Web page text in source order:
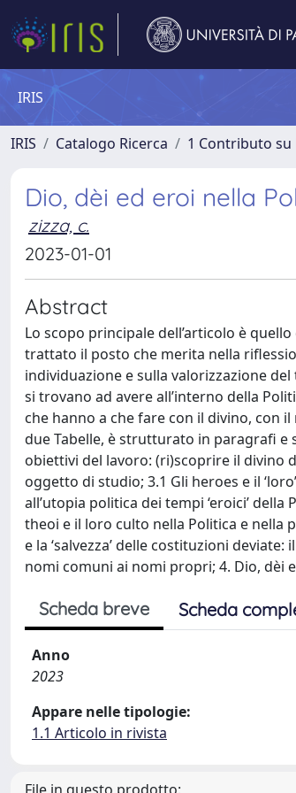
IRIS
IRIS Catalogo Ricerca 1 Contributo su
Dio, dèi ed eroi nella
zizza, c.
2023-01-01
Abstract
Lo scopo principale dell’articolo è
trattato il posto che merita nella
individuazione e sulla valorizzazione
si trovano ad avere all’interno della
che hanno a che fare con il divino, con
due Tabelle, è strutturato in paragrafi e
obiettivi del lavoro: (ri)scoprire il divino
oggetto di studio; 3.1 Gli heroes e il
all’utopia politica dei tempi ‘eroici’
theoi e il loro culto nella Politica e nella
e la ‘salvezza’ delle costituzioni
nomi comuni ai nomi propri; 4. Dio, dèi
Scheda breve Scheda
Anno
2023
Appare nelle tipologie:
1.1 Articolo in rivista